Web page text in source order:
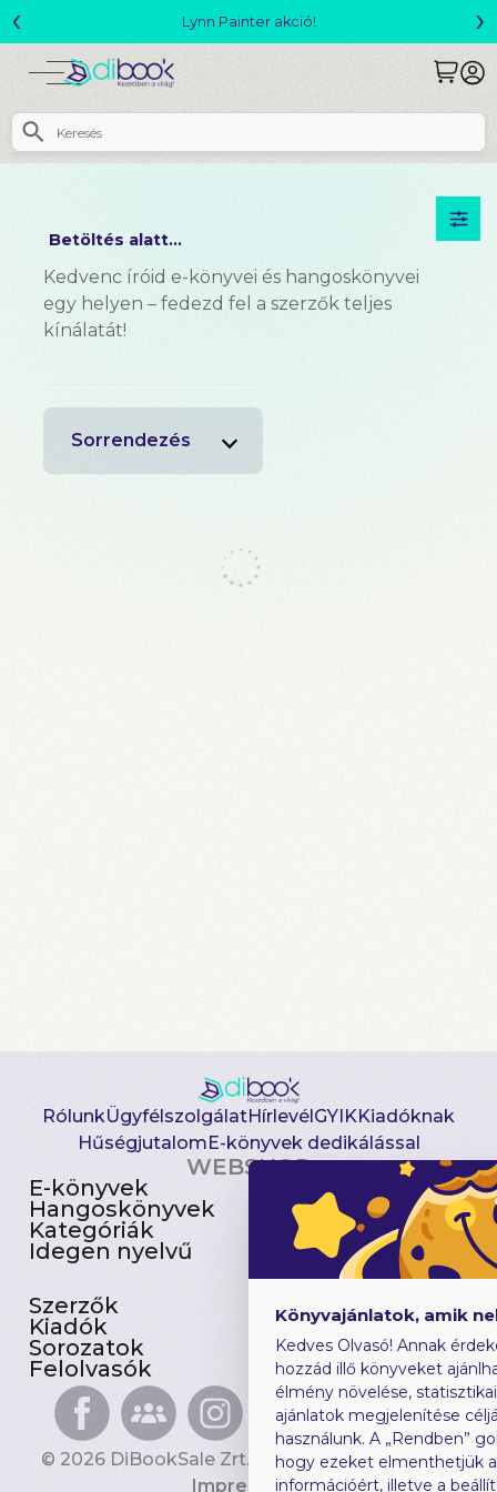
Lynn Painter akció!
‹ ›
Betöltés alatt...
Kedvenc íróid e-könyvei és hangoskönyvei
egy helyen – fedezd fel a szerzők teljes
kínálatát!
Sorrendezés
RólunkÜgyfélszolgálatHírlevélGYIKKiadóknak
HűségjutalomE-könyvek dedikálással
WEBSHOP
E-könyvek
Hangoskönyvek
Kategóriák
Idegen nyelvű
Csomagajánlatok
Akciósak
Előjegyezhetők
Újdonságok
Szerzők
Kiadók
Sorozatok
Felolvasók
Gyerekkönyvek
Heti toplista
Ajándékutalvány
Blog
© 2026 DiBookSale Zrt. Minden jog fenntartva.
Impresszum
Könyvajánlatok, amik
Kedves Olvasó! Annak
hozzád illő könyveket
élmény növelése,
ajánlatok megjelenítése
használunk. A „Rendben”
hogy ezeket elmenthetjük
információért, illetve a